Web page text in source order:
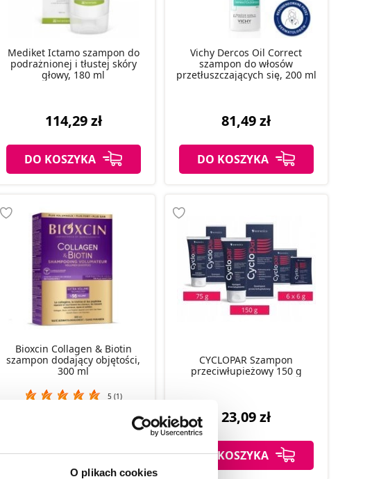
O plikach cookies
Mediket Ictamo szampon do
podrażnionej i tłustej skóry
głowy, 180 ml
114,29 zł
DO KOSZYKA
Vichy Dercos Oil Correct
szampon do włosów
przetłuszczających się, 200 ml
81,49 zł
DO KOSZYKA
Bioxcin Collagen & Biotin
szampon dodający objętości,
300 ml
5 (1)
DO KOSZYKA
CYCLOPAR Szampon
przeciwłupieżowy 150 g
23,09 zł
DO KOSZYKA